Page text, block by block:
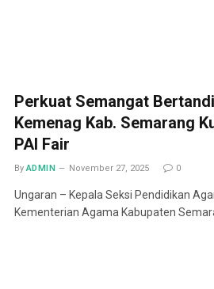
Perkuat Semangat
Kemenag Kab. Semarang
PAI Fair
By ADMIN November 27, 2025 0
Ungaran – Kepala Seksi Pendidikan
Kementerian Agama Kabupaten